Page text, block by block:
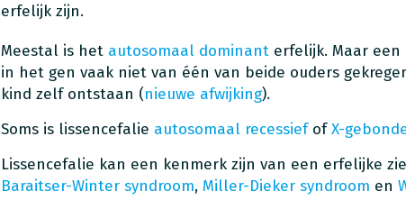
erfelijk zijn.
Meestal is het autosomaal dominanterfelijk. Maar een
in het gen vaak niet van één van beide ouders
kind zelf ontstaan (nieuwe afwijking).
Soms is lissencefalie autosomaal recessiefofX-
Lissencefalie kan een kenmerk zijn van een erfelijke
Baraitser-Winter syndroom, Miller-Dieker syndroom en